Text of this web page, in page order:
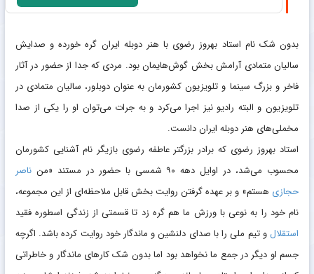
بدون شک نام استاد بهروز رضوی با هنر دوبله ایران گره خورده و صدایش
سالیان متمادی آرامش بخش گوش‌هایمان بود. مردی که جدا از حضور در آثار
فاخر و بزرگ سینما و تلویزیون کشورمان به عنوان دوبلور، سالیان متمادی در
تلویزیون و البته رادیو نیز اجرا می‌کرد و به جرات می‌توان او را یکی از صدا
مخملی‌های هنر دوبله ایران دانست.
استاد بهروز رضوی که برادر بزرگتر عاطفه رضوی بازیگر نام آشنایی کشورمان
محسوب می‌شد، در اوایل دهه ۹۰ شمسی با حضور در مستند «من
ناصر
حجازی هستم» و بر عهده گرفتن روایت بخش قابل ملاحظه‌ای از این مجموعه،
نام خود را به نوعی با ورزش ما هم گره زد تا قسمتی از زندگی اسطوره فقید
استقلال و تیم ملی را با صدای دلنشین و ماندگار خود روایت کرده باشد. اگرچه
جسم او دیگر در جمع ما نخواهد بود اما بدون شک کارهای ماندگار و خاطراتی